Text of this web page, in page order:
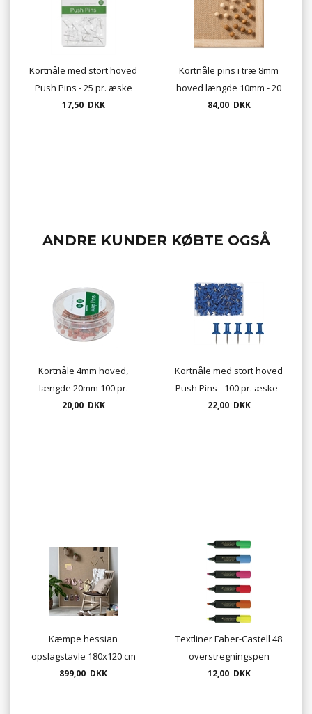
Kortnåle med stort hoved
Push Pins - 25 pr. æske
transparent
17,50 DKK
Kortnåle pins i træ 8mm
hoved længde 10mm - 20
stk. pr. pakke
84,00 DKK
ANDRE KUNDER KØBTE OGSÅ
Kortnåle 4mm hoved,
længde 20mm 100 pr.
pakke - flere farver
20,00 DKK
Kortnåle med stort hoved
Push Pins - 100 pr. æske -
flere farver
22,00 DKK
Kæmpe hessian
opslagstavle 180x120 cm
med træramme
899,00 DKK
Textliner Faber-Castell 48
overstregningspen
12,00 DKK